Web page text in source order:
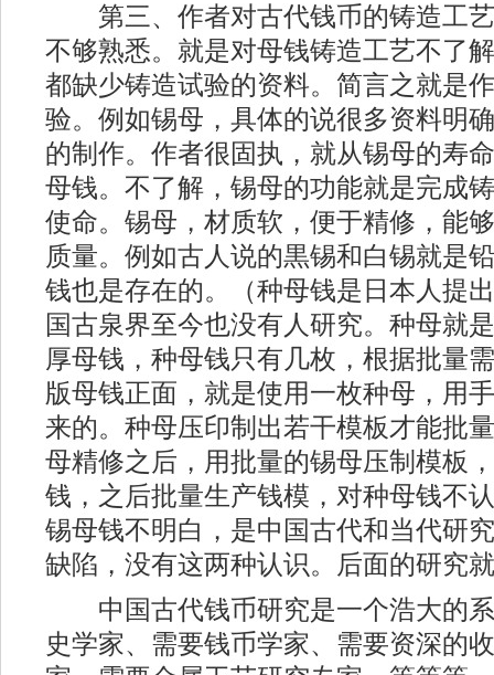
第三、作者对古代钱币的铸造工艺
不够熟悉。就是对母钱铸造工艺不了
都缺少铸造试验的资料。简言之就是
验。例如锡母，具体的说很多资料明
的制作。作者很固执，就从锡母的寿
母钱。不了解，锡母的功能就是完成
使命。锡母，材质软，便于精修，能
质量。例如古人说的黒锡和白锡就是
钱也是存在的。（种母钱是日本人提
国古泉界至今也没有人研究。种母就
厚母钱，种母钱只有几枚，根据批量
版母钱正面，就是使用一枚种母，用
来的。种母压印制出若干模板才能批
母精修之后，用批量的锡母压制模板
钱，之后批量生产钱模，对种母钱不
锡母钱不明白，是中国古代和当代研
缺陷，没有这两种认识。后面的研究
中国古代钱币研究是一个浩大的系
史学家、需要钱币学家、需要资深的